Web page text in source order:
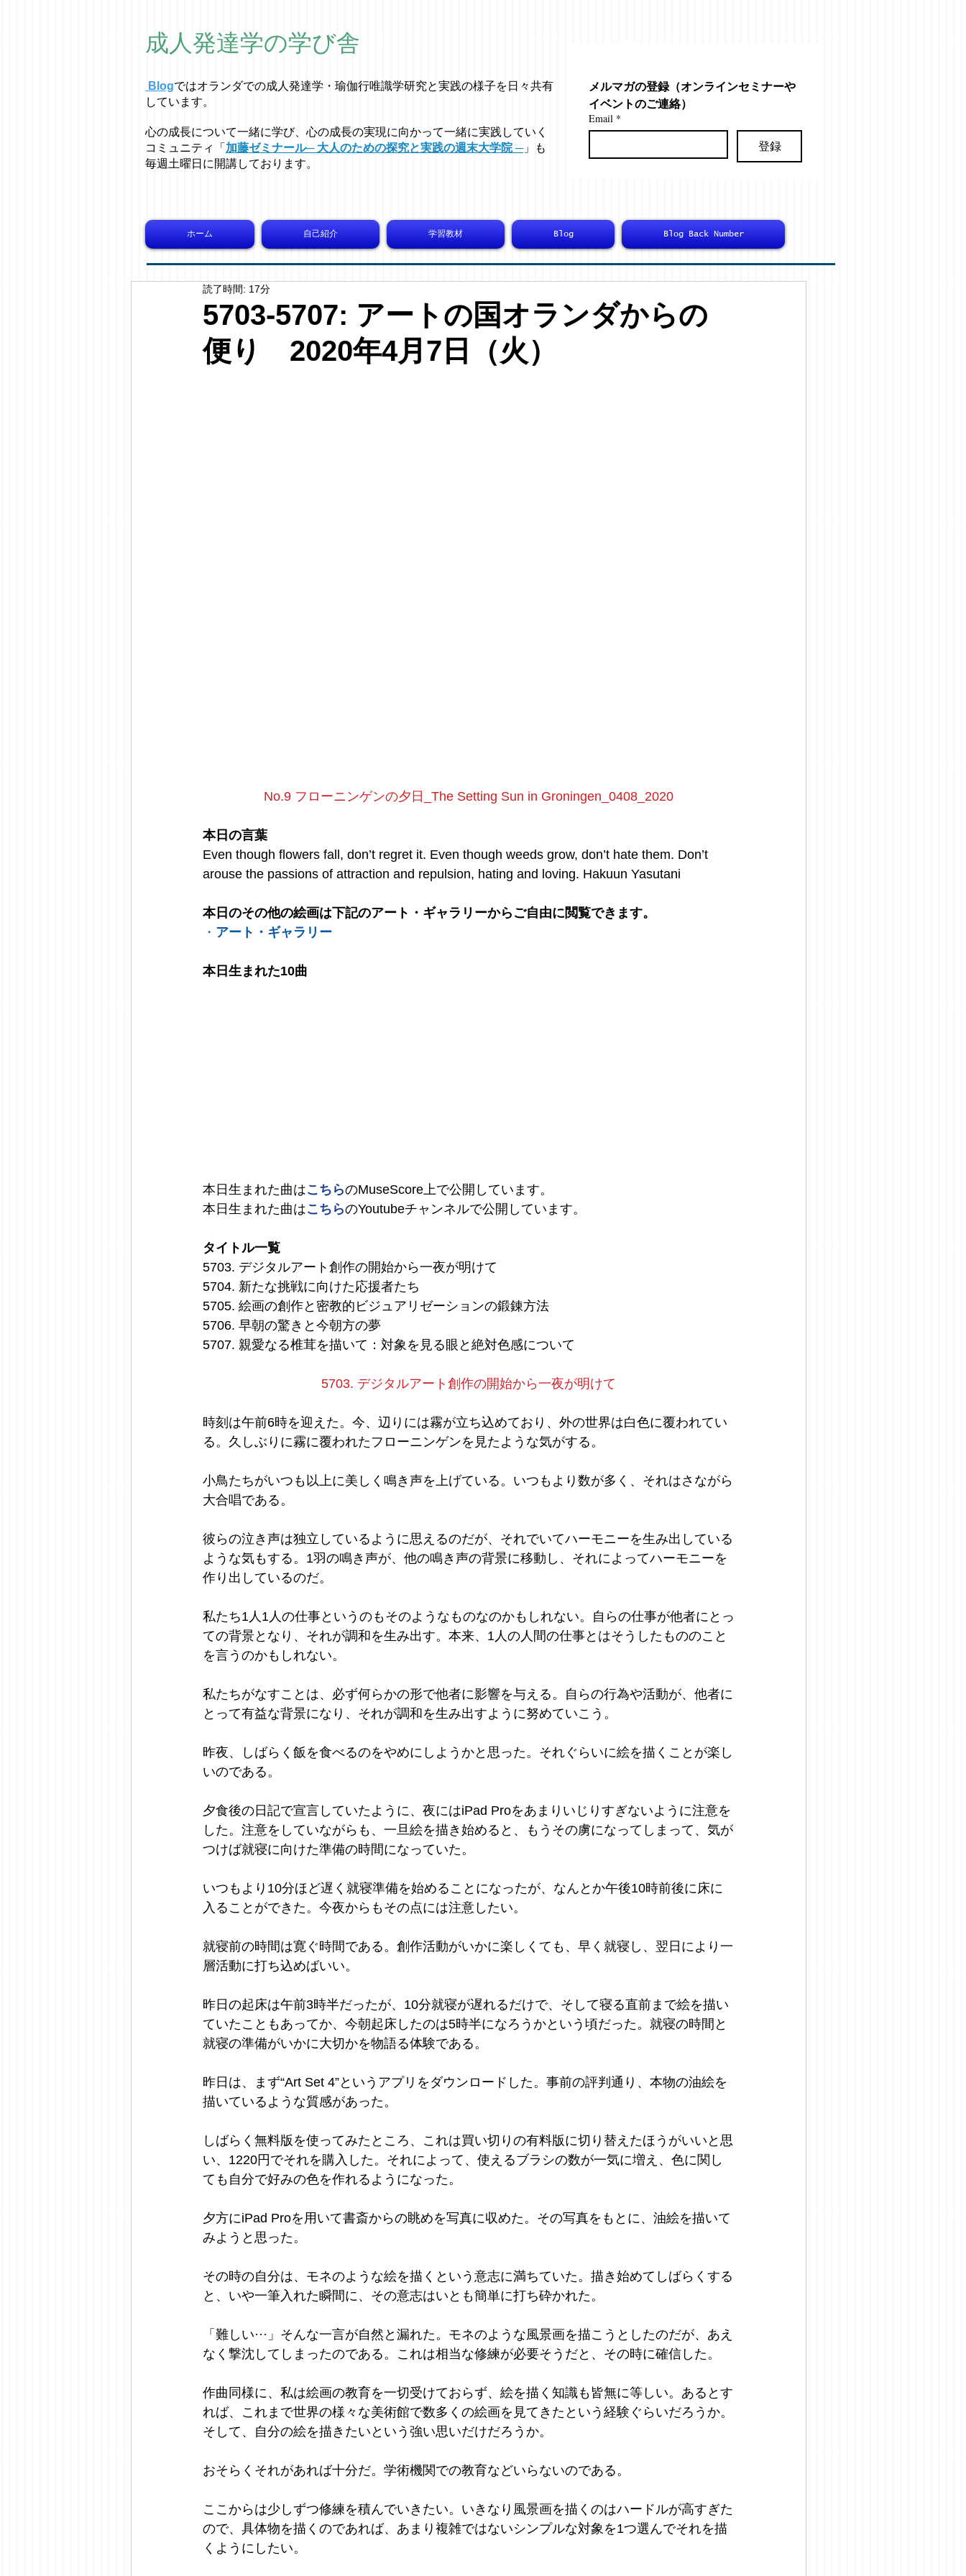
成人発達学の学び舎
Blogではオラ ンダでの成人発達学・ 瑜伽行唯識学研究と実践の様子を日々共有
しています。
心の成長について一緒に学び、心の成長の実現に向かって一緒に実践していく
コミュニティ「 加藤ゼミナール─ 大人のための探究と実践の週末大学院 ─」も
毎週土曜日に開講しております。
メルマガの登録（オンラインセミナーや
イベントのご連絡）
Email *
登録
ホーム 自己紹介 学習教材 Blog Blog Back Number
5703-5707: アートの国オランダからの
便り 2020年4月7日（火）
読了時間: 17分
No.9 フローニンゲンの夕日_The Setting Sun in Groningen_0408_2020
本日の言葉
Even though flowers fall, don’t regret it. Even though weeds grow, don’t hate them. Don’t
arouse the passions of attraction and repulsion, hating and loving. Hakuun Yasutani
本日のその他の絵画は下記のアート・ギャラリーからご自由に閲覧できます。
・ アート・ギャラリー
本日生まれた10曲
本日生まれた曲はこちらのMuseScore上で公開しています。
本日生まれた曲はこちらのYoutubeチャンネルで公開しています。
タイトル一覧
5703. デジタルアート創作の開始から一夜が明けて
5704. 新たな挑戦に向けた応援者たち
5705. 絵画の創作と密教的ビジュアリゼーションの鍛錬方法
5706. 早朝の驚きと今朝方の夢
5707. 親愛なる椎茸を描いて：対象を見る眼と絶対色感について
5703. デジタルアート創作の開始から一夜が明けて
時刻は午前6時を迎えた。今、辺りには霧が立ち込めており、外の世界は白色に覆われてい
る。久しぶりに霧に覆われたフローニンゲンを見たような気がする。
小鳥たちがいつも以上に美しく鳴き声を上げている。いつもより数が多く、それはさながら
大合唱である。
彼らの泣き声は独立しているように思えるのだが、それでいてハーモニーを生み出している
ような気もする。1羽の鳴き声が、他の鳴き声の背景に移動し、それによってハーモニーを
作り出しているのだ。
私たち1人1人の仕事というのもそのようなものなのかもしれない。自らの仕事が他者にとっ
ての背景となり、それが調和を生み出す。本来、1人の人間の仕事とはそうしたもののこと
を言うのかもしれない。
私たちがなすことは、必ず何らかの形で他者に影響を与える。自らの行為や活動が、他者に
とって有益な背景になり、それが調和を生み出すように努めていこう。
昨夜、しばらく飯を食べるのをやめにしようかと思った。それぐらいに絵を描くことが楽し
いのである。
夕食後の日記で宣言していたように、夜にはiPad Proをあまりいじりすぎないように注意を
した。注意をしていながらも、一旦絵を描き始めると、もうその虜になってしまって、気が
つけば就寝に向けた準備の時間になっていた。
いつもより10分ほど遅く就寝準備を始めることになったが、なんとか午後10時前後に床に
入ることができた。今夜からもその点には注意したい。
就寝前の時間は寛ぐ時間である。創作活動がいかに楽しくても、早く就寝し、翌日により一
層活動に打ち込めばいい。
昨日の起床は午前3時半だったが、10分就寝が遅れるだけで、そして寝る直前まで絵を描い
ていたこともあってか、今朝起床したのは5時半になろうかという頃だった。就寝の時間と
就寝の準備がいかに大切かを物語る体験である。
昨日は、まず“Art Set 4”というアプリをダウンロードした。事前の評判通り、本物の油絵を
描いているような質感があった。
しばらく無料版を使ってみたところ、これは買い切りの有料版に切り替えたほうがいいと思
い、1220円でそれを購入した。それによって、使えるブラシの数が一気に増え、色に関し
ても自分で好みの色を作れるようになった。
夕方にiPad Proを用いて書斎からの眺めを写真に収めた。その写真をもとに、油絵を描いて
みようと思った。
その時の自分は、モネのような絵を描くという意志に満ちていた。描き始めてしばらくする
と、いや一筆入れた瞬間に、その意志はいとも簡単に打ち砕かれた。
「難しい···」そんな一言が自然と漏れた。モネのような風景画を描こうとしたのだが、あえ
なく撃沈してしまったのである。これは相当な修練が必要そうだと、その時に確信した。
作曲同様に、私は絵画の教育を一切受けておらず、絵を描く知識も皆無に等しい。あるとす
れば、これまで世界の様々な美術館で数多くの絵画を見てきたという経験ぐらいだろうか。
そして、自分の絵を描きたいという強い思いだけだろうか。
おそらくそれがあれば十分だ。学術機関での教育などいらないのである。
ここからは少しずつ修練を積んでいきたい。いきなり風景画を描くのはハードルが高すぎた
ので、具体物を描くのであれば、あまり複雑ではないシンプルな対象を1つ選んでそれを描
くようにしたい。